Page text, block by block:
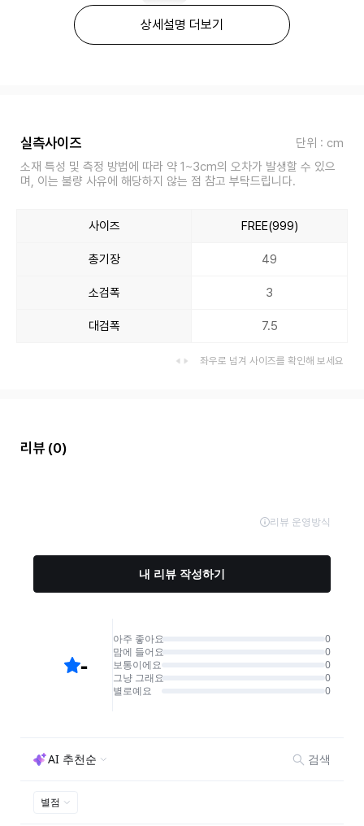
상세설명 더보기
실측사이즈
단위 : cm
소재 특성 및 측정 방법에 따라 약 1~3cm의 오차가 발생할 수 있으
며, 이는 불량 사유에 해당하지 않는 점 참고 부탁드립니다.
사이즈 FREE(999)
총기장 49
소검폭 3
대검폭 7.5
좌우로 넘겨 사이즈를 확인해 보세요
리뷰 (0)